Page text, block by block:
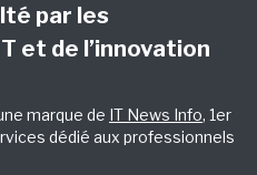
par les
et de l’innovation
marque de IT News Info, 1er
dédié aux professionnels